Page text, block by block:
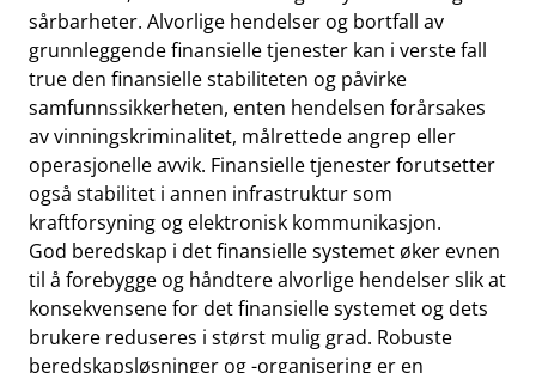
sårbarheter. Alvorlige hendelser og bortfall av
grunnleggende finansielle tjenester kan i verste fall
true den finansielle stabiliteten og påvirke
samfunnssikkerheten, enten hendelsen forårsakes
av vinningskriminalitet, målrettede angrep eller
operasjonelle avvik. Finansielle tjenester forutsetter
også stabilitet i annen infrastruktur som
kraftforsyning og elektronisk kommunikasjon.
God beredskap i det finansielle systemet øker evnen
til å forebygge og håndtere alvorlige hendelser slik at
konsekvensene for det finansielle systemet og dets
brukere reduseres i størst mulig grad. Robuste
beredskapsløsninger og -organisering er en